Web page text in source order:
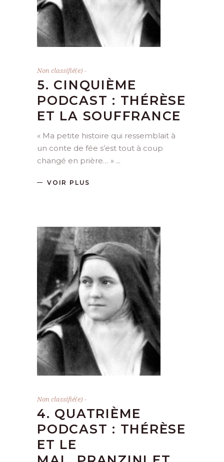
Non classifié(e)
5. CINQUIÈME
PODCAST : THÉRÈSE
ET LA SOUFFRANCE
« Ma petite histoire qui ressemblait à
un conte de fée s’est tout à coup
changé en prière… »
VOIR PLUS
Non classifié(e)
4. QUATRIÈME
PODCAST : THÉRÈSE
ET LE